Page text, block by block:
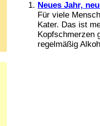
Neues Jahr,
Für viele
Kater. Das ist
Kopfschmerzen
regelmäßig